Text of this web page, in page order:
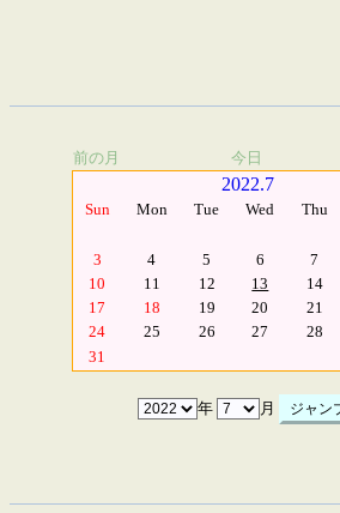
前の月 今日
2022.7
Sun Mon Tue Wed Thu
3
4 5 6 7
10
11 12 13 14
17
18 19 20 21
24
25 26 27 28
31
年 月